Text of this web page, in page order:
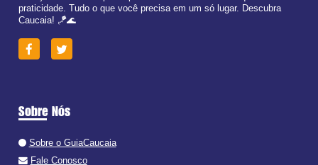
praticidade. Tudo o que você precisa em um só lugar. Descubra
Caucaia! 🪁🌊
Sobre Nós
Sobre o GuiaCaucaia
Fale Conosco